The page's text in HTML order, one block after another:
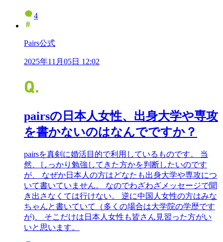
4
Pairs公式
2025年11月05日 12:02
pairsの日本人女性、出身大学や専攻
を書かないのはなんでですか？
pairsを真剣に婚活目的で利用しているものです。 当
然、しっかり勉強してきた方かを判断したいのです
が、 なぜか日本人の方はどなたも出身大学や専攻につ
いて書いていません。 なのでわざわざメッセージで聞
き出さなくては行けない。 逆に中国人女性の方はみな
ちゃんと書いていて（多くの場合は大学院の学歴です
が)、 そこだけは日本人女性も皆さん見習った方がい
いと思います。